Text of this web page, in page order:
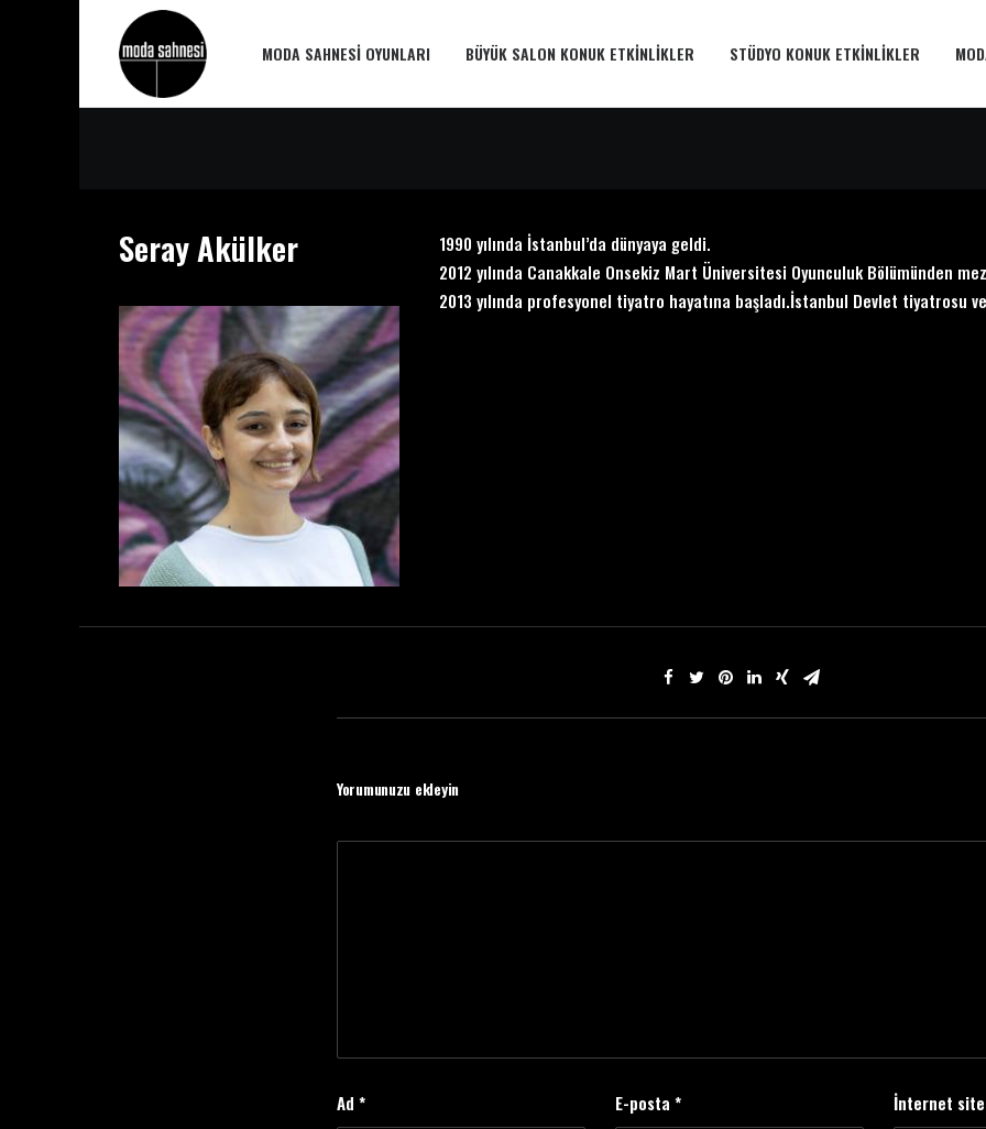
MODA SAHNESI OYUNLARI BÜYÜK SALON KONUK ETKINLIKLER STÜDYO KONUK ETKINLIKLER
Seray Akülker
1990 yılında İstanbul’da dünyaya geldi.
2012 yılında Canakkale Onsekiz Mart Üniversitesi Oyunculuk Bölümünden
2013 yılında profesyonel tiyatro hayatına başladı.İstanbul Devlet tiyatrosu
Yorumunuzu ekleyin
Ad * E-posta * İnternet